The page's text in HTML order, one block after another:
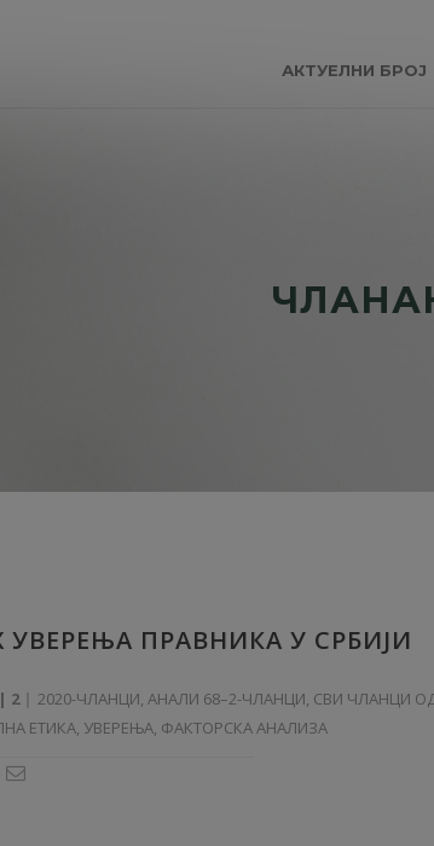
АКТУЕЛНИ БРОЈ
ПРАВНИКА У СРБИЈИ
2 2020-ЧЛАНЦИ, АНАЛИ 68–2-ЧЛАНЦИ, СВИ ЧЛАНЦИ
ЕТИКА, УВЕРЕЊА, ФАКТОРСКА АНАЛИЗА